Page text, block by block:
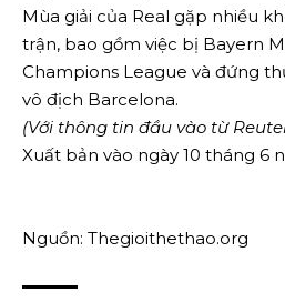
Mùa giải của Real gặp nhiều
trận, bao gồm việc bị Bayern
Champions League và đứng
vô địch Barcelona.
(Với thông tin đầu vào từ
Xuất bản vào ngày 10 tháng 6
Nguồn: Thegioithethao.org